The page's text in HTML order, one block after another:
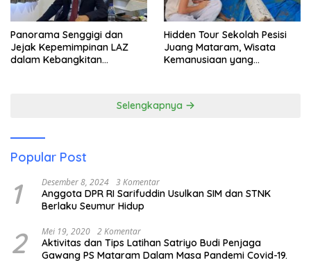
Panorama Senggigi dan
Jejak Kepemimpinan LAZ
dalam Kebangkitan
Hidden Tour Sekolah Pesisi
Juang Mataram, Wisata
Kemanusiaan yang
Selengkapnya
Popular Post
1 Desember 8, 2024 3 Komentar
Anggota DPR RI Sarifuddin Usulkan SIM dan STNK
Berlaku Seumur Hidup
2 Mei 19, 2020 2 Komentar
Aktivitas dan Tips Latihan Satriyo Budi Penjaga
Gawang PS Mataram Dalam Masa Pandemi Covid-19.